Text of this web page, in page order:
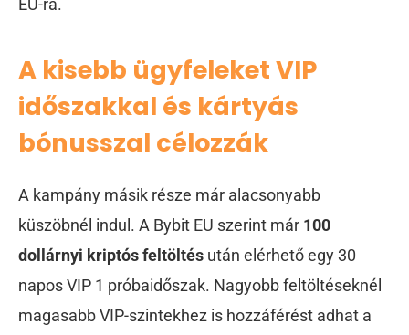
EU-ra.
A kisebb ügyfeleket VIP
időszakkal és kártyás
bónusszal célozzák
A kampány másik része már alacsonyabb
küszöbnél indul. A Bybit EU szerint már 100
dollárnyi kriptós feltöltés után elérhető egy 30
napos VIP 1 próbaidőszak. Nagyobb feltöltéseknél
magasabb VIP-szintekhez is hozzáférést adhat a